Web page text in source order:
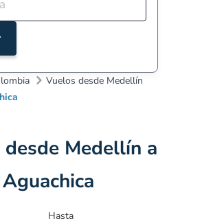
Vuelos desde Medellín
Medellín a
Aguachica
Hasta